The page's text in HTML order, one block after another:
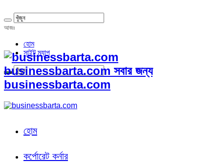
আজঃ
হোম
সাইট ম্যাপ
businessbarta.com সবার জন্য
businessbarta.com
হোম
কর্পোরেট কর্নার